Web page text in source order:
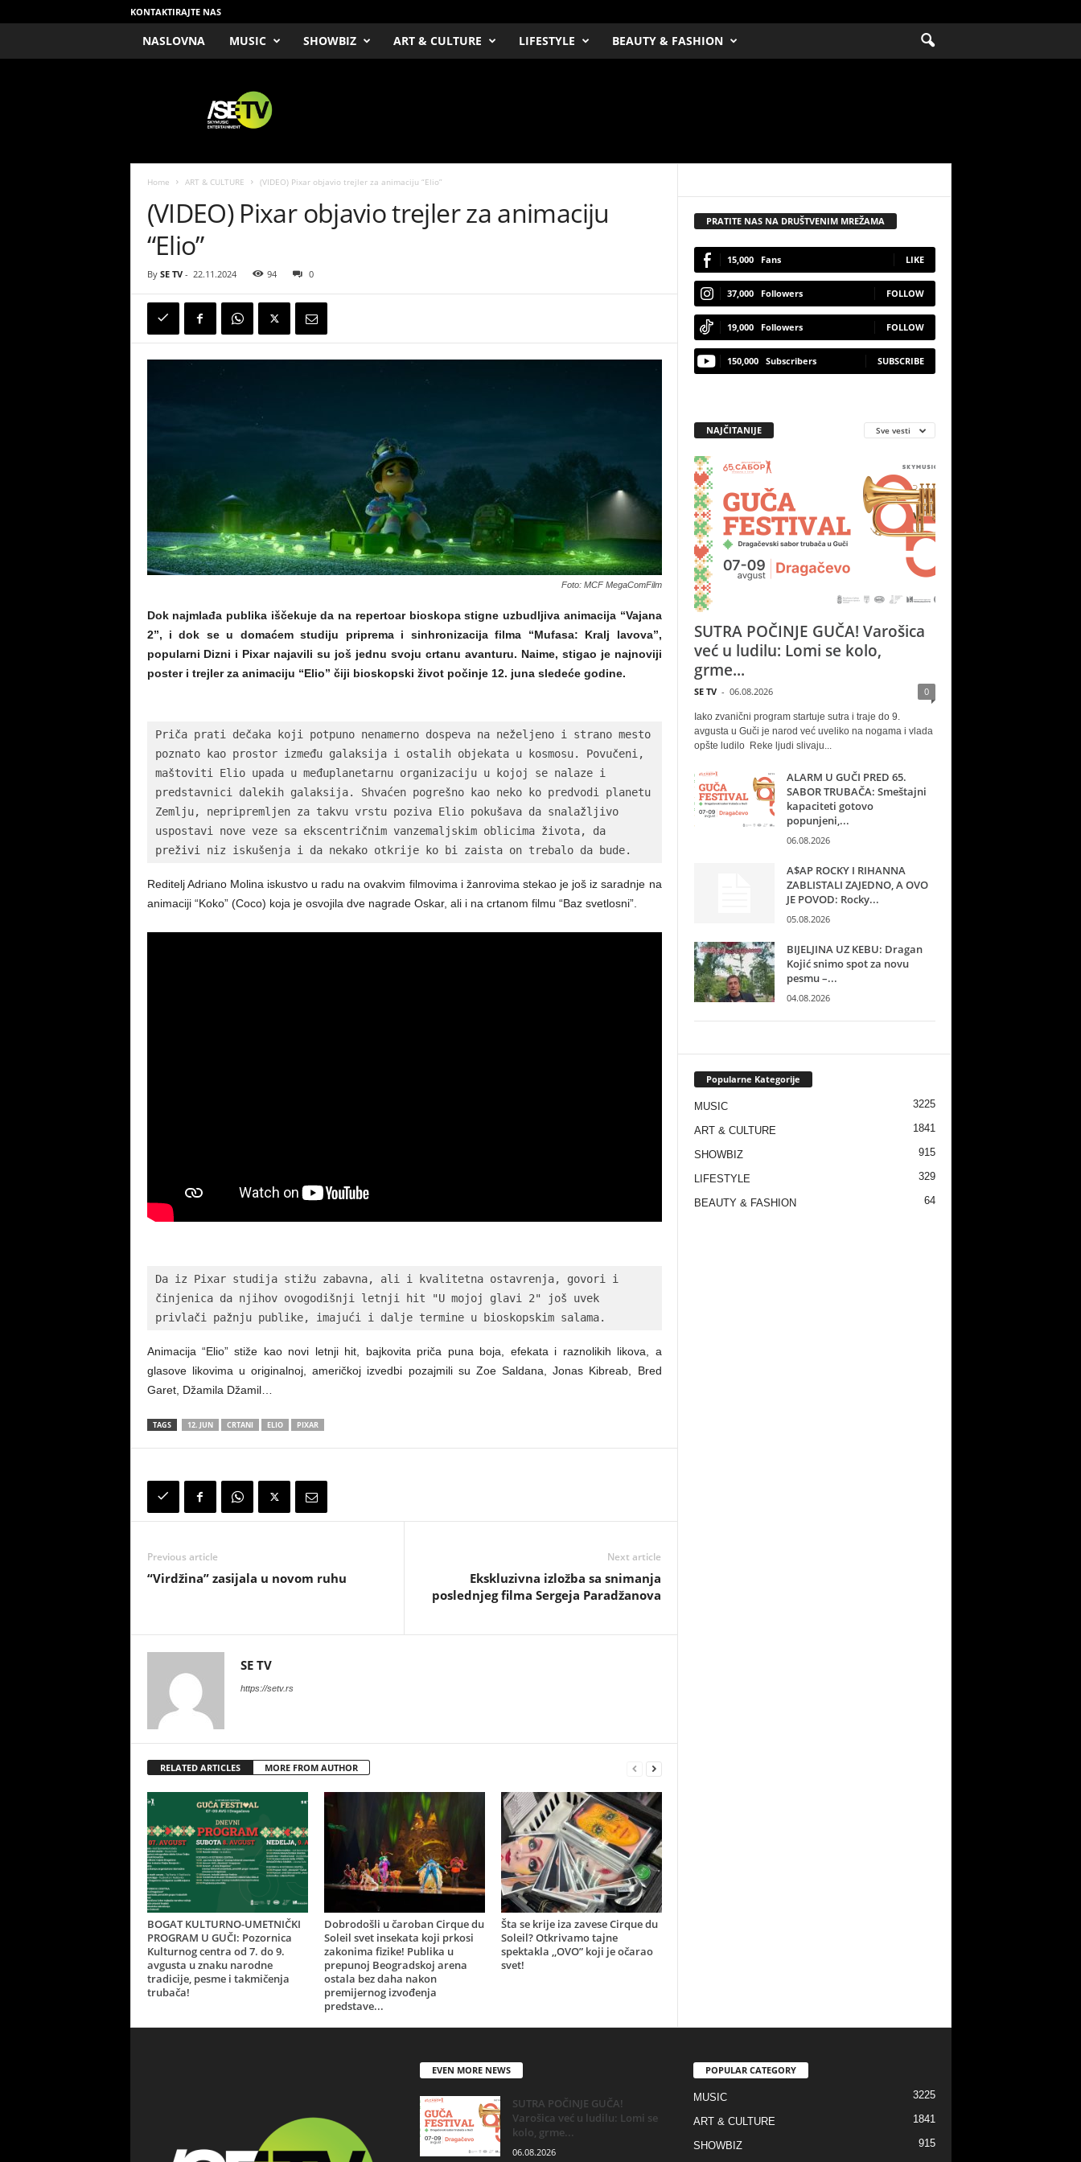
KONTAKTIRAJTE NAS
NASLOVNA MUSIC SHOWBIZ ART & CULTURE LIFESTYLE BEAUTY & FASHION
Home ART & CULTURE (VIDEO) Pixar objavio trejler za animaciju “Elio”
(VIDEO) Pixar objavio trejler za animaciju
“Elio”
By SE TV- 22.11.2024 94 0
Foto: MCF MegaComFilm
Dok najmlađa publika iščekuje da na repertoar bioskopa stigne uzbudljiva animacija “Vajana
2”, i dok se u domaćem studiju priprema i sinhronizacija filma “Mufasa: Kralj lavova”,
popularni Dizni i Pixar najavili su još jednu svoju crtanu avanturu. Naime, stigao je najnoviji
poster i trejler za animaciju “Elio” čiji bioskopski život počinje 12. juna sledeće godine.
Priča prati dečaka koji potpuno nenamerno dospeva na neželjeno i strano mesto
poznato kao prostor između galaksija i ostalih objekata u kosmosu. Povučeni,
maštoviti Elio upada u međuplanetarnu organizaciju u kojoj se nalaze i
predstavnici dalekih galaksija. Shvaćen pogrešno kao neko ko predvodi planetu
Zemlju, nepripremljen za takvu vrstu poziva Elio pokušava da snalažljivo
uspostavi nove veze sa ekscentričnim vanzemaljskim oblicima života, da
preživi niz iskušenja i da nekako otkrije ko bi zaista on trebalo da bude.
Reditelj Adriano Molina iskustvo u radu na ovakvim filmovima i žanrovima stekao je još iz saradnje na
animaciji “Koko” (Coco) koja je osvojila dve nagrade Oskar, ali i na crtanom filmu “Baz svetlosni”.
Da iz Pixar studija stižu zabavna, ali i kvalitetna ostavrenja, govori i
činjenica da njihov ovogodišnji letnji hit "U mojoj glavi 2" još uvek
privlači pažnju publike, imajući i dalje termine u bioskopskim salama.
Animacija “Elio” stiže kao novi letnji hit, bajkovita priča puna boja, efekata i raznolikih likova, a
glasove likovima u originalnoj, američkoj izvedbi pozajmili su Zoe Saldana, Jonas Kibreab, Bred
Garet, Džamila Džamil…
TAGS 12. JUN CRTANI ELIO PIXAR
Previous article
“Virdžina” zasijala u novom ruhu
Next article
Ekskluzivna izložba sa snimanja
poslednjeg filma Sergeja Paradžanova
SE TV
https://setv.rs
RELATED ARTICLES MORE FROM AUTHOR
BOGAT KULTURNO-UMETNIČKI
PROGRAM U GUČI: Pozornica
Kulturnog centra od 7. do 9.
avgusta u znaku narodne
tradicije, pesme i takmičenja
trubača!
Dobrodošli u čaroban Cirque du
Soleil svet insekata koji prkosi
zakonima fizike! Publika u
prepunoj Beogradskoj arena
ostala bez daha nakon
premijernog izvođenja
predstave...
Šta se krije iza zavese Cirque du
Soleil? Otkrivamo tajne
spektakla ,,OVO” koji je očarao
svet!
PRATITE NAS NA DRUŠTVENIM MREŽAMA
15,000 Fans LIKE
37,000 Followers FOLLOW
19,000 Followers FOLLOW
150,000 Subscribers SUBSCRIBE
NAJČITANIJE Sve vesti
SUTRA POČINJE GUČA! Varošica
već u ludilu: Lomi se kolo,
grme...
SE TV - 06.08.2026 0
Iako zvanični program startuje sutra i traje do 9.
avgusta u Guči je narod već uveliko na nogama i vlada
opšte ludilo Reke ljudi slivaju...
ALARM U GUČI PRED 65.
SABOR TRUBAČA: Smeštajni
kapaciteti gotovo
popunjeni,...
06.08.2026
A$AP ROCKY I RIHANNA
ZABLISTALI ZAJEDNO, A OVO
JE POVOD: Rocky...
05.08.2026
BIJELJINA UZ KEBU: Dragan
Kojić snimo spot za novu
pesmu –...
04.08.2026
Popularne Kategorije
MUSIC 3225
ART & CULTURE 1841
SHOWBIZ 915
LIFESTYLE 329
BEAUTY & FASHION 64
EVEN MORE NEWS
SUTRA POČINJE GUČA!
Varošica već u ludilu: Lomi se
kolo, grme...
06.08.2026
POPULAR CATEGORY
MUSIC 3225
ART & CULTURE 1841
SHOWBIZ
915